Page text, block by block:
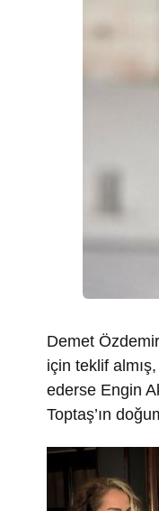
Demet
için teklif
ederse Engin
Toptaş’ın